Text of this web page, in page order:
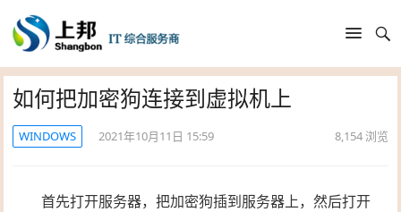
如何把加密狗连接到虚拟机上
WINDOWS 2021年10月11日 15:59 8,154浏览
首先打开服务器，把加密狗插到服务器上，然后打开